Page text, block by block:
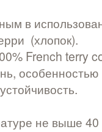
в
(хлопок).
French terry
особенностью
не выше 40